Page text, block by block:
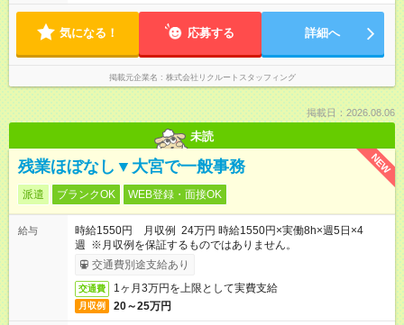
気になる！ 応募する 詳細へ
掲載元企業名 株式会社リクルートスタッフィング
掲載日：2026.08.06
未読
NEW
残業ほぼなし▼大宮で一般事務
派遣 ブランクOK WEB登録・面接OK
給与
時給1550円 月収例 24万円 時給1550円×実働8h×週5日×4
週 ※月収例を保証するものではありません。
交通費別途支給あり
交通費 1ヶ月3万円を上限として実費支給
月収例 20～25万円